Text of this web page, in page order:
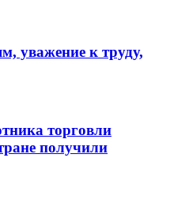
уважение к труду,
торговли
получили